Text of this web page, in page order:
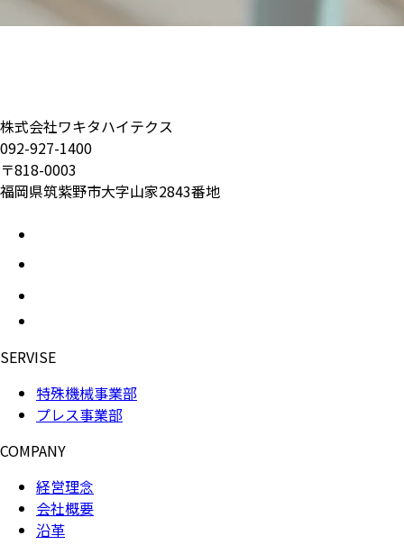
採用情報
株式会社ワキタハイテクス
092-927-1400
〒818-0003
福岡県筑紫野市大字山家2843番地
SERVISE
特殊機械事業部
プレス事業部
COMPANY
経営理念
会社概要
沿革